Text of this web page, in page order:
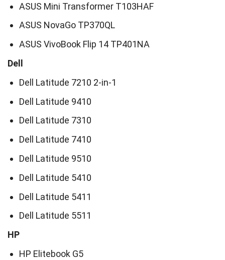
ASUS Mini Transformer T103HAF
ASUS NovaGo TP370QL
ASUS VivoBook Flip 14 TP401NA
Dell
Dell Latitude 7210 2-in-1
Dell Latitude 9410
Dell Latitude 7310
Dell Latitude 7410
Dell Latitude 9510
Dell Latitude 5410
Dell Latitude 5411
Dell Latitude 5511
HP
HP Elitebook G5